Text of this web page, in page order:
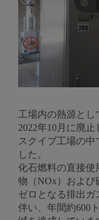
工場内の熱源とし
2022年10月に廃
スクイブ工場の中
した。
化石燃料の直接使
物（NOx）および
ゼロとなる排出ガ
伴い、年間約600